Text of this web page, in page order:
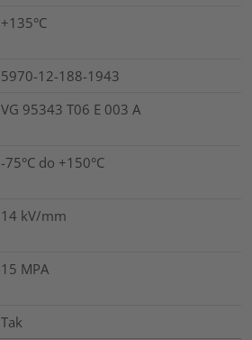
+135°C
5970-12-188-1943
VG 95343 T06 E 003 A
-75°C do +150°C
14 kV/mm
15 MPA
Tak